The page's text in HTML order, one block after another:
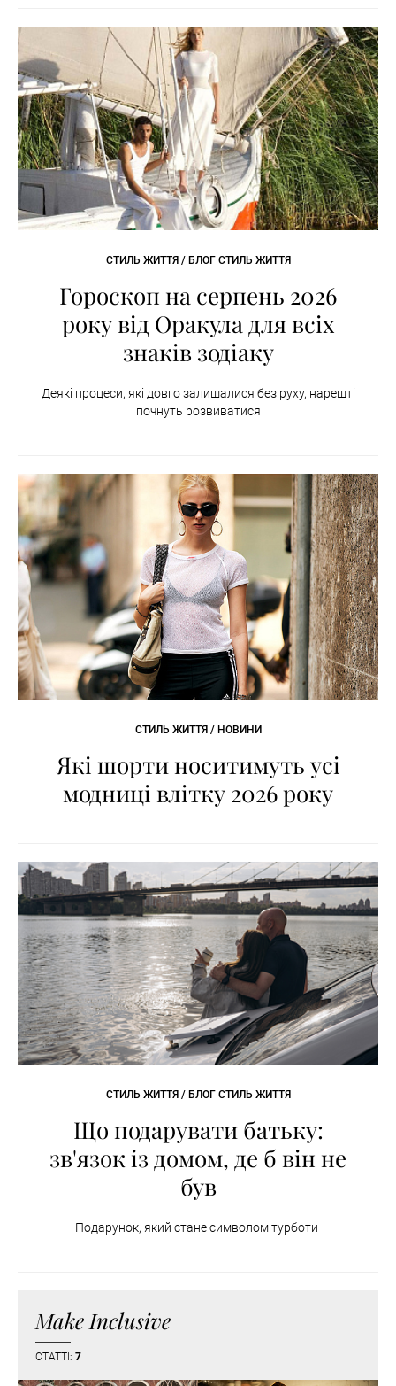
СТИЛЬ ЖИТТЯ / БЛОГ СТИЛЬ ЖИТТЯ
Гороскоп на серпень 2026
року від Оракула для всіх
знаків зодіаку
Деякі процеси, які довго залишалися без руху, нарешті
почнуть розвиватися
СТИЛЬ ЖИТТЯ / НОВИНИ
Які шорти носитимуть усі
модниці влітку 2026 року
СТИЛЬ ЖИТТЯ / БЛОГ СТИЛЬ ЖИТТЯ
Що подарувати батьку:
зв'язок із домом, де б він не
був
Подарунок, який стане символом турботи
Make Inclusive
СТАТТІ: 7